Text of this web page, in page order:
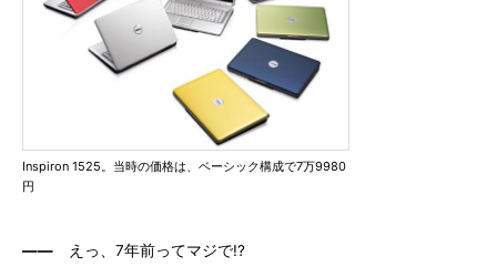
Inspiron 1525。当時の価格は、ベーシック構成で7万9980
円
―― えっ、7年前ってマジで!?